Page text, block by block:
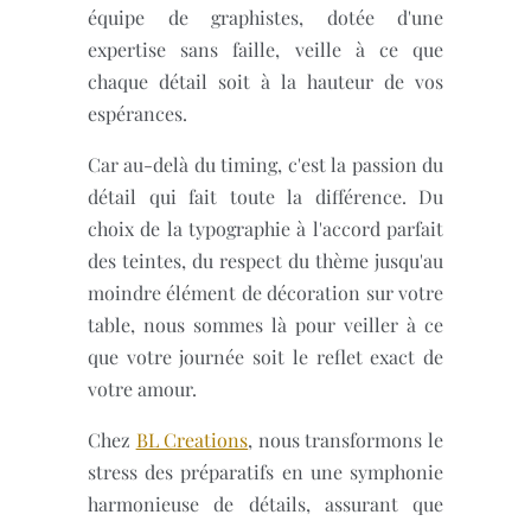
équipe de graphistes, dotée d'une
expertise sans faille, veille à ce que
chaque détail soit à la hauteur de vos
espérances.
Car au-delà du timing, c'est la passion du
détail qui fait toute la différence. Du
choix de la typographie à l'accord parfait
des teintes, du respect du thème jusqu'au
moindre élément de décoration sur votre
table, nous sommes là pour veiller à ce
que votre journée soit le reflet exact de
votre amour.
Chez BL Creations, nous transformons le
stress des préparatifs en une symphonie
harmonieuse de détails, assurant que